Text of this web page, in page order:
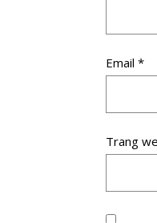
Email *
Trang